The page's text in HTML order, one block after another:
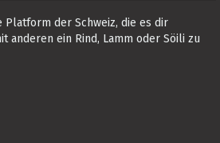
Platform der Schweiz, die es dir
anderen ein Rind, Lamm oder Söili zu